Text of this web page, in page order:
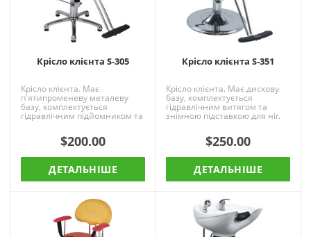
Крісло клієнта S-305
Крісло клієнта. Має
п'ятипроменеву металеву
базу, комплектується
гідравлічним підйомником та
знімною підставкою для ніг.
шкірозамінник.Габар..
$200.00
ДЕТАЛЬНІШЕ
Крісло клієнта S-351
Крісло клієнта. Має дискову
базу, комплектується
гідравлічним витягом та
знімною підставкою для ніг.
шкірозамінник.Габаритні
розміри (ДхШхВ)..
$250.00
ДЕТАЛЬНІШЕ